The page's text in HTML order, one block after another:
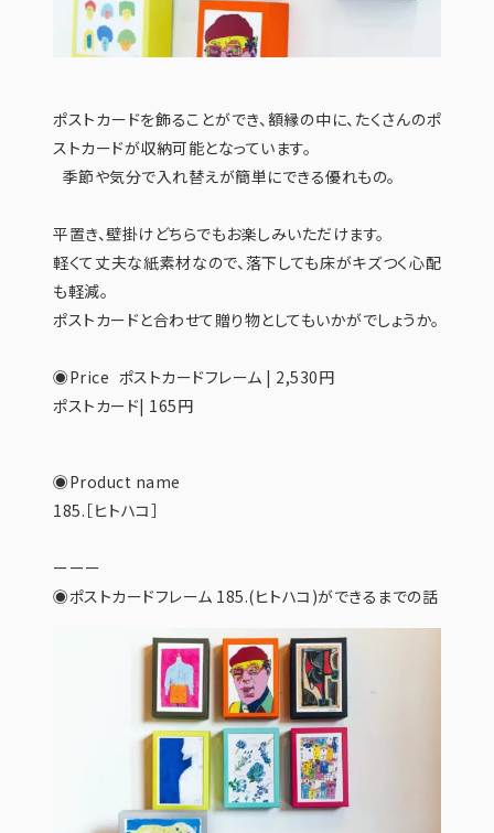
ポストカードを飾ることができ、額縁の中に、たくさんのポ
ストカードが収納可能となっています。
季節や気分で入れ替えが簡単にできる優れもの。
平置き、壁掛けどちらでもお楽しみいただけます。
軽くて丈夫な紙素材なので、落下しても床がキズつく心配
も軽減。
ポストカードと合わせて贈り物としてもいかがでしょうか。
◉Price ポストカードフレーム | 2,530円
ポストカード| 165円
◉Product name
185.［ヒトハコ］
ーーー
◉ポストカードフレーム 185.(ヒトハコ)ができるまでの話